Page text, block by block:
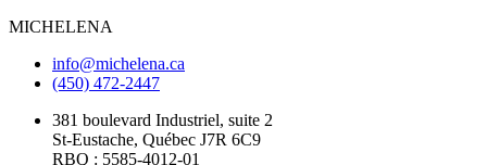
MICHELENA
info@michelena.ca
(450) 472-2447
381 boulevard Industriel, suite 2
St-Eustache, Québec J7R 6C9
RBQ : 5585-4012-01